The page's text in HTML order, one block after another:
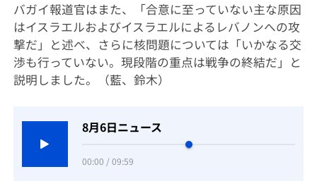
バガイ報道官はまた、「合意に至っていない主な原因
はイスラエルおよびイスラエルによるレバノンへの攻
撃だ」と述べ、さらに核問題については「いかなる交
渉も行っていない。現段階の重点は戦争の終結だ」と
説明しました。（藍、鈴木）
8月6日ニュース
00:00 / 09:59